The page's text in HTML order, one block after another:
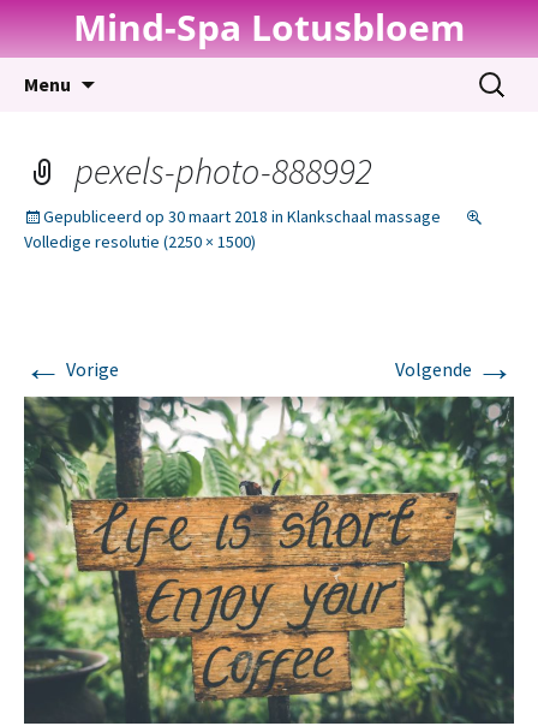
Mind-Spa Lotusbloem
Menu
Zoeken
naar:
pexels-photo-888992
Gepubliceerd op 30 maart 2018 in Klankschaal massage
Volledige resolutie (2250 × 1500)
← Vorige Volgende →